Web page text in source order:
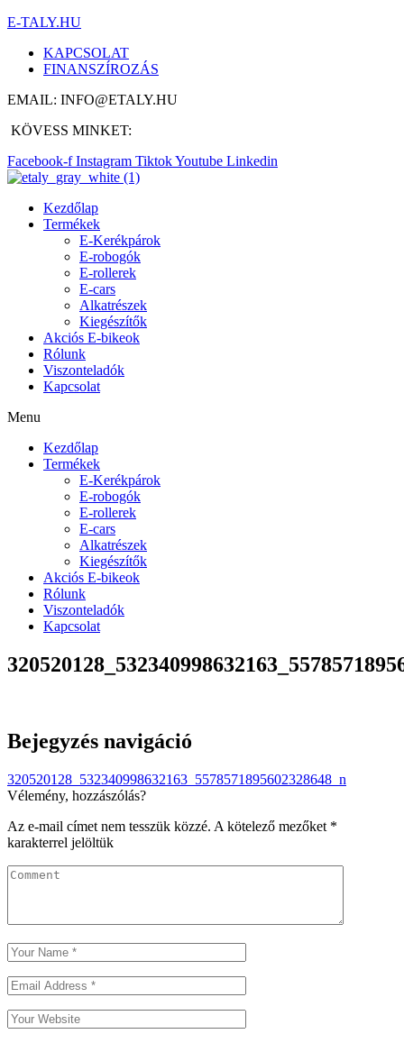
E-TALY.HU
KAPCSOLAT
FINANSZÍROZÁS
EMAIL: INFO@ETALY.HU
KÖVESS MINKET:
Facebook-f Instagram TiktokYoutube Linkedin
Kezdőlap
Termékek
E-Kerékpárok
E-robogók
E-rollerek
E-cars
Alkatrészek
Kiegészítők
Akciós E-bikeok
Rólunk
Viszonteladók
Kapcsolat
Menu
Kezdőlap
Termékek
E-Kerékpárok
E-robogók
E-rollerek
E-cars
Alkatrészek
Kiegészítők
Akciós E-bikeok
Rólunk
Viszonteladók
Kapcsolat
Bejegyzés navigáció
320520128_532340998632163_5578571895602328648_n
Vélemény, hozzászólás?
Az e-mail címet nem tesszük közzé. A kötelező mezőket *
karakterrel jelöltük